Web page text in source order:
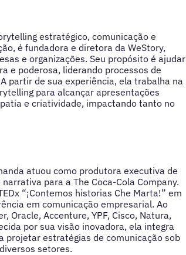
estratégico, comunicação e
é fundadora e diretora da WeStory,
e organizações. Seu propósito é ajudar
e poderosa, liderando processos de
partir de sua experiência, ela trabalha na
para alcançar apresentações
e criatividade, impactando tanto no
atuou como produtora executiva de
para a The Coca-Cola Company.
“¡Contemos historias Che Marta!” em
em comunicação empresarial. Ao
Oracle, Accenture, YPF, Cisco, Natura,
por sua visão inovadora, ela integra
projetar estratégias de comunicação sob
setores.